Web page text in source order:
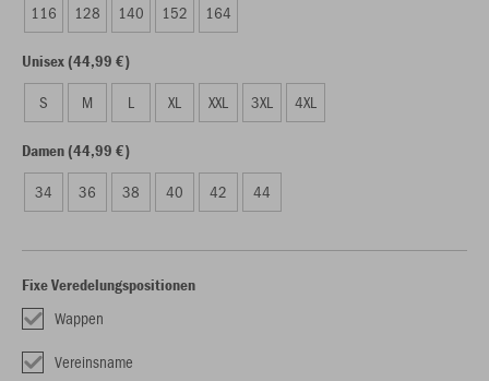
116 128 140 152 164
Unisex (44,99 €)
S M L XL XXL 3XL 4XL
Damen (44,99 €)
34 36 38 40 42 44
Fixe Veredelungspositionen
Wappen
Vereinsname